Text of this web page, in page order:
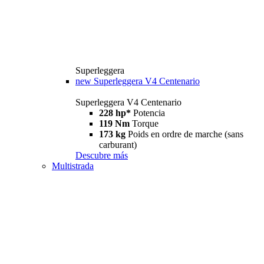
Superleggera
new Superleggera V4 Centenario
Superleggera V4 Centenario
228 hp* Potencia
119 Nm Torque
173 kg Poids en ordre de marche (sans
carburant)
Descubre más
Multistrada